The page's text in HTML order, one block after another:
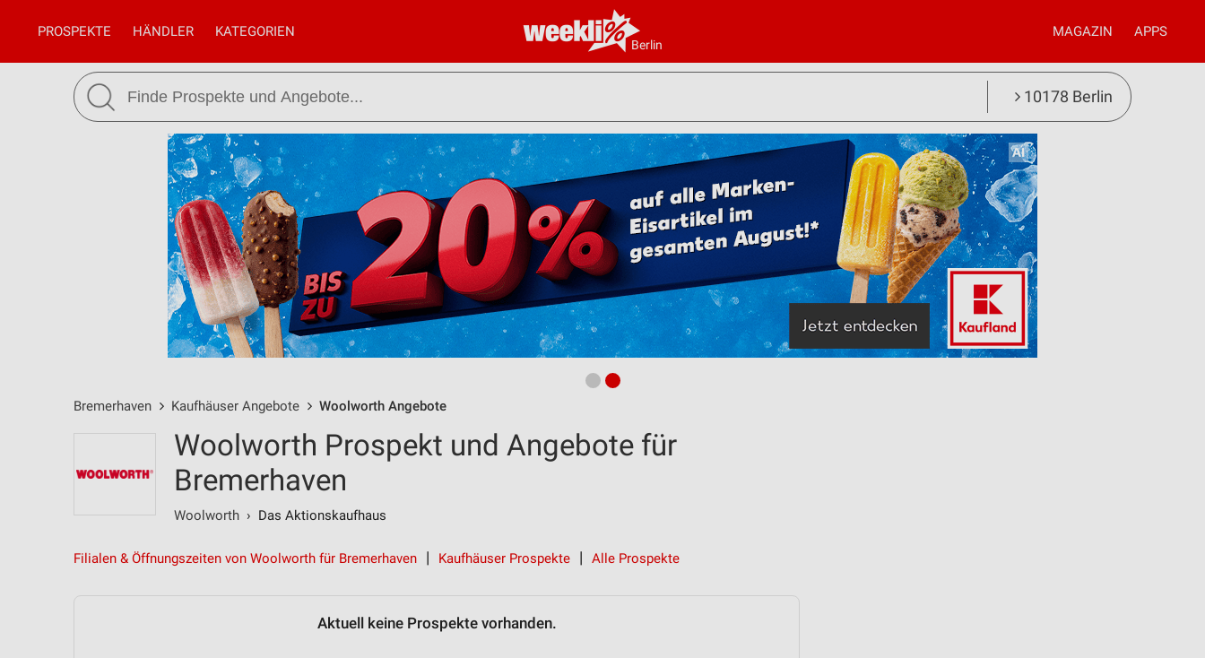
Berlin
PROSPEKTE HÄNDLER KATEGORIEN MAGAZIN APPS
10178 Berlin
Bremerhaven Kaufhäuser Angebote Woolworth Angebote
Woolworth Prospekt und Angebote für
Bremerhaven
Woolworth › Das Aktionskaufhaus
Filialen & Öffnungszeiten von Woolworth für Bremerhaven Kaufhäuser Prospekte Alle Prospekte
Aktuell keine Prospekte vorhanden.